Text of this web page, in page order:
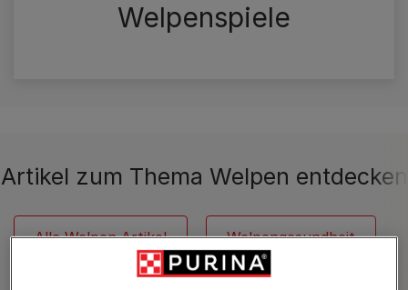
Welpenspiele
Artikel zum Thema Welpen entdecken
Alle Welpen Artikel Welpengesundheit